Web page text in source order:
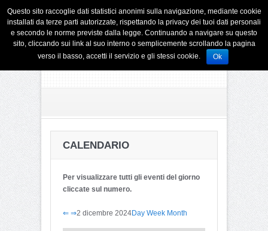
CALENDARIO
Per visualizzare tutti gli eventi del giorno
cliccate sul numero.
⇐ ⇒2 dicembre 2024Day Week Month
Questo sito raccoglie dati statistici anonimi sulla navigazione, mediante cookie
installati da terze parti autorizzate, rispettando la privacy dei tuoi dati personali
e secondo le norme previste dalla legge. Continuando a navigare su questo
sito, cliccando sui link al suo interno o semplicemente scrollando la pagina
verso il basso, accetti il servizio e gli stessi cookie.
Ok